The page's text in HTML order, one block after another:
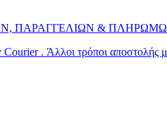
ΠΑΡΑΓΓΕΛΙΩΝ &
Courier . Άλλοι τρόποι